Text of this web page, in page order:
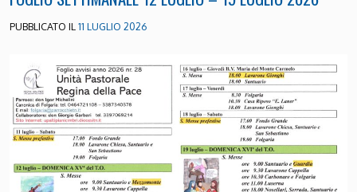
PUBBLICATO IL 11 LUGLIO 2026